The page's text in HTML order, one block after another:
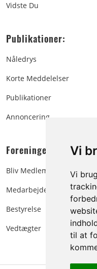
Vi
Vi
til at
Vidste Du
Publikationer:
Nåledrys
Korte Meddelelser
Publikationer
Annoncering
Foreningen:
Bliv Medlem
Medarbejdere
Bestyrelse
Vedtægter